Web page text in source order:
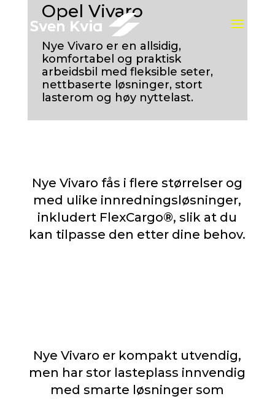
Opel Vivaro
Nye Vivaro er en allsidig,
komfortabel og praktisk
arbeidsbil med fleksible seter,
nettbaserte løsninger, stort
lasterom og høy nyttelast.
Nye Vivaro fås i flere størrelser og
med ulike innredningsløsninger,
inkludert FlexCargo®, slik at du
kan tilpasse den etter dine behov.
Nye Vivaro er kompakt utvendig,
men har stor lasteplass innvendig
med smarte løsninger som